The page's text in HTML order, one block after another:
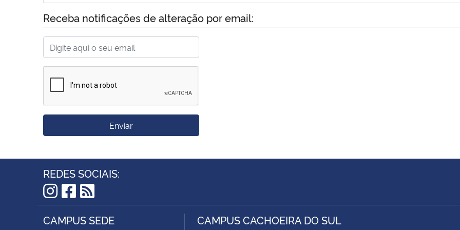
Receba notificações de alteração por email:
Enviar
REDES SOCIAIS:
Instagram
Facebook
RSS
CAMPUS SEDE CAMPUS CACHOEIRA DO SUL